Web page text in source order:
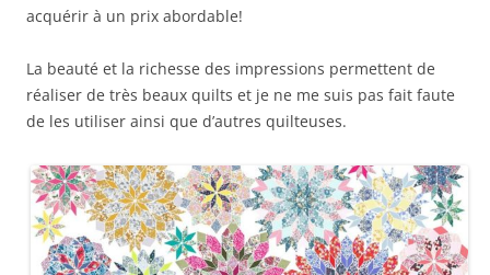
acquérir à un prix abordable!
La beauté et la richesse des impressions permettent de
réaliser de très beaux quilts et je ne me suis pas fait faute
de les utiliser ainsi que d’autres quilteuses.